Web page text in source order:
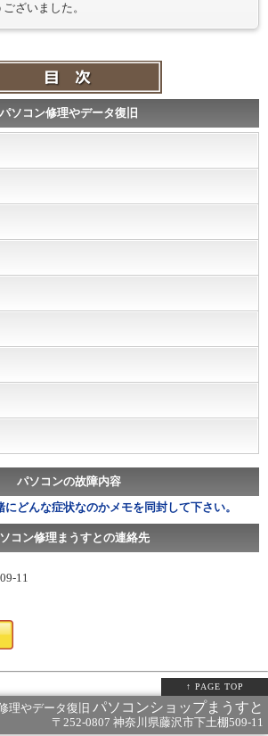
ざいました。
パソコン修理やデータ復旧
パソコンの故障内容
どんな症状なのかメモを同封して下さい。
コン修理まうすとの連絡先
11
↑ PAGE TOP
理やデータ復旧 パソコンショップまうすと
〒252-0807 神奈川県藤沢市下土棚509-11